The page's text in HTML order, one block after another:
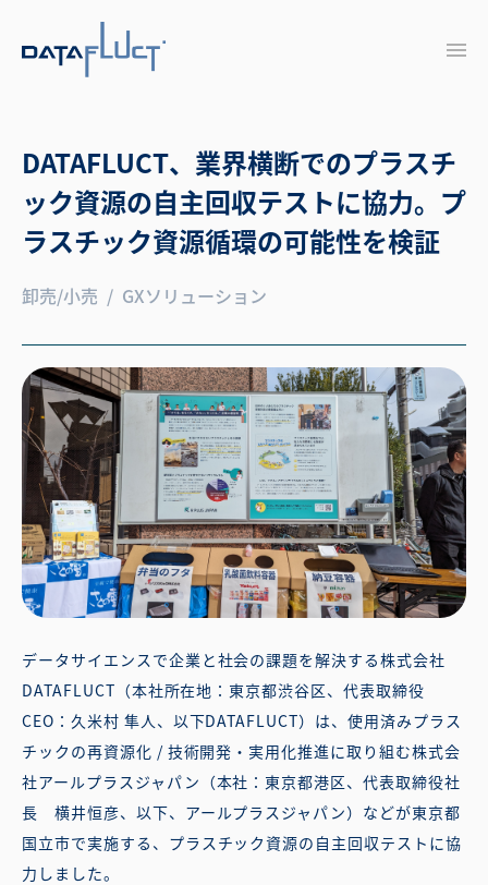
DATAFLUCT、業界横断でのプラスチ
ック資源の自主回収テストに協力。プ
ラスチック資源循環の可能性を検証
卸売/小売 GXソリューション
データサイエンスで企業と社会の課題を解決する株式会社
DATAFLUCT（本社所在地：東京都渋谷区、代表取締役
CEO：久米村 隼人、以下DATAFLUCT）は、使用済みプラス
チックの再資源化 / 技術開発・実用化推進に取り組む株式会
社アールプラスジャパン（本社：東京都港区、代表取締役社
長 横井恒彦、以下、アールプラスジャパン）などが東京都
国立市で実施する、プラスチック資源の自主回収テストに協
力しました。